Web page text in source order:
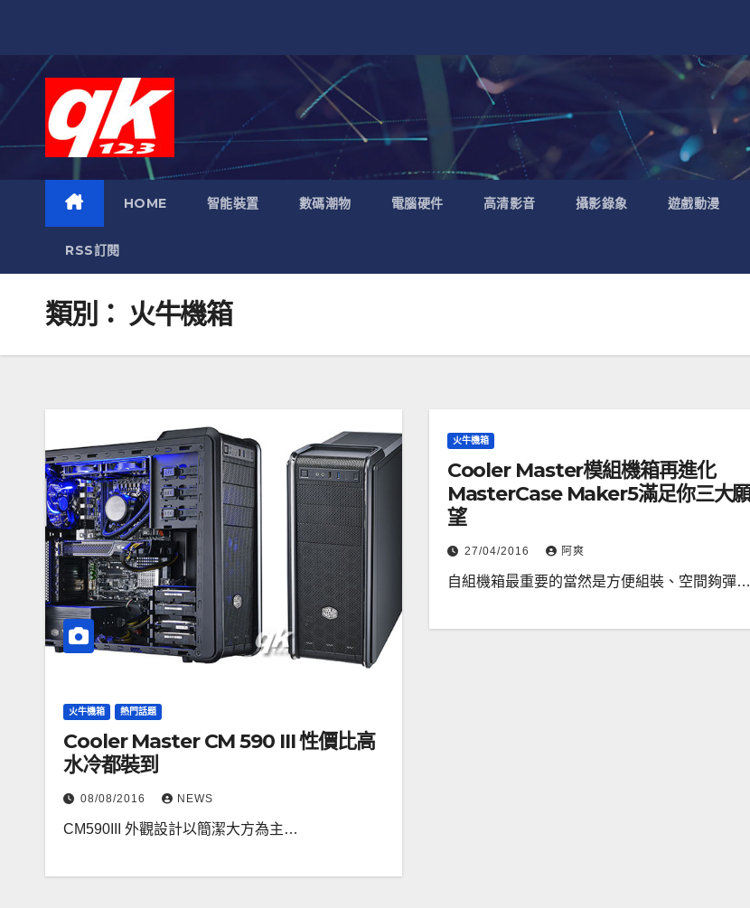
HOME 智能裝置 數碼潮物 電腦硬件 高清影音 攝影錄象 遊戲動漫
RSS訂閱
類別： 火牛機箱
火牛機箱 熱門話題
Cooler Master CM 590 III 性價比高
水冷都裝到
08/08/2016 NEWS
CM590III 外觀設計以簡潔大方為主…
火牛機箱
Cooler Master模組機箱再進化
MasterCase Maker5滿足你三大
望
27/04/2016 阿爽
自組機箱最重要的當然是方便組裝、空間夠彈…